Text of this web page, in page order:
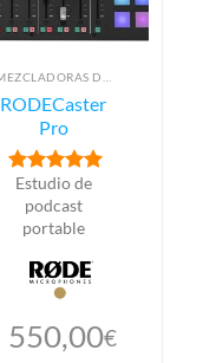
RODECaster
Pro
Valorado con
5de 5
Estudio de
podcast
portable
550,00€